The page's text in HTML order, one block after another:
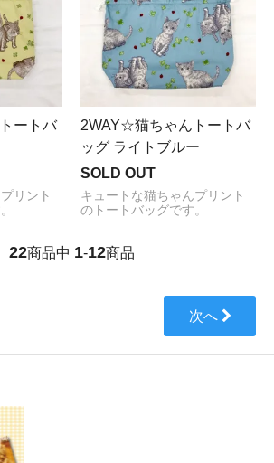
ートバ
リント
2WAY☆猫ちゃんトートバ
ッグ ライトブルー
SOLD OUT
キュートな猫ちゃんプリント
のトートバッグです。
22商品中 1-12商品
次へ